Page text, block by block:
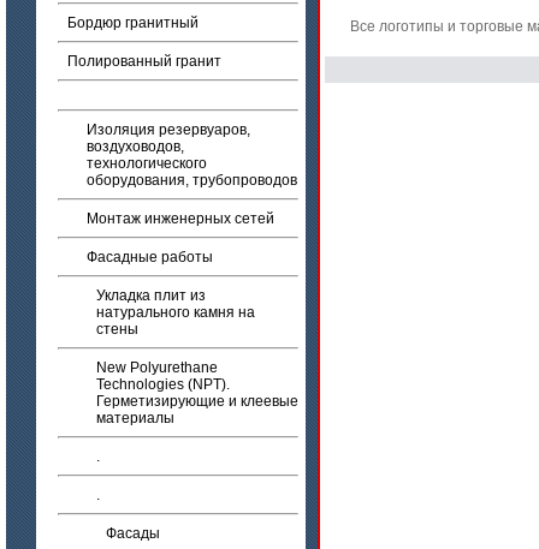
Бордюр гранитный
Полированный гранит
Изоляция резервуаров,
воздуховодов,
технологического
оборудования, трубопроводов
Монтаж инженерных сетей
Фасадные работы
Укладка плит из
натурального камня на
стены
New Polyurethane
Technologies (NPT).
Герметизирующие и клеевые
материалы
.
.
Фасады
Все логотипы и торговые